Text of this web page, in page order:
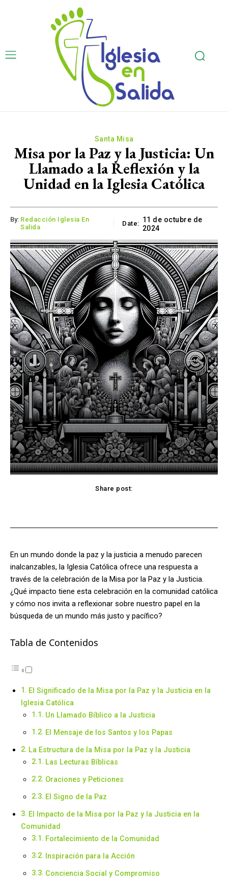
Santa Misa
Misa por la Paz y la Justicia: Un
Llamado a la Reflexión y la
Unidad en la Iglesia Católica
By: Redacción Iglesia En
Salida
Date: 11 de octubre de
2024
Share post:
En un mundo donde la paz y la justicia a menudo parecen
inalcanzables, la Iglesia Católica ofrece una respuesta a
través de la celebración de la Misa por la Paz y la Justicia.
¿Qué impacto tiene esta celebración en la comunidad católica
y cómo nos invita a reflexionar sobre nuestro papel en la
búsqueda de un mundo más justo y pacífico?
Tabla de Contenidos
El Significado de la Misa por la Paz y la Justicia en la
Iglesia Católica
Un Llamado Bíblico a la Justicia
El Mensaje de los Santos y los Papas
La Estructura de la Misa por la Paz y la Justicia
Las Lecturas Bíblicas
Oraciones y Peticiones
El Signo de la Paz
El Impacto de la Misa por la Paz y la Justicia en la
Comunidad
Fortalecimiento de la Comunidad
Inspiración para la Acción
Conciencia Social y Compromiso